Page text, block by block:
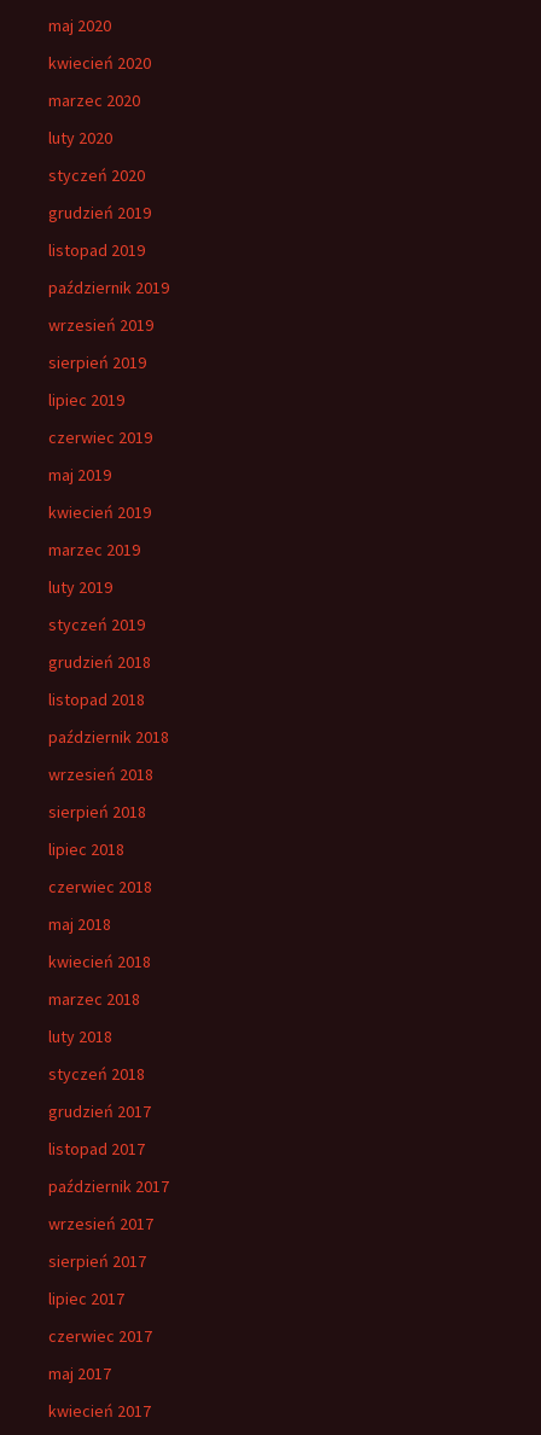
maj 2020
kwiecień 2020
marzec 2020
luty 2020
styczeń 2020
grudzień 2019
listopad 2019
październik 2019
wrzesień 2019
sierpień 2019
lipiec 2019
czerwiec 2019
maj 2019
kwiecień 2019
marzec 2019
luty 2019
styczeń 2019
grudzień 2018
listopad 2018
październik 2018
wrzesień 2018
sierpień 2018
lipiec 2018
czerwiec 2018
maj 2018
kwiecień 2018
marzec 2018
luty 2018
styczeń 2018
grudzień 2017
listopad 2017
październik 2017
wrzesień 2017
sierpień 2017
lipiec 2017
czerwiec 2017
maj 2017
kwiecień 2017